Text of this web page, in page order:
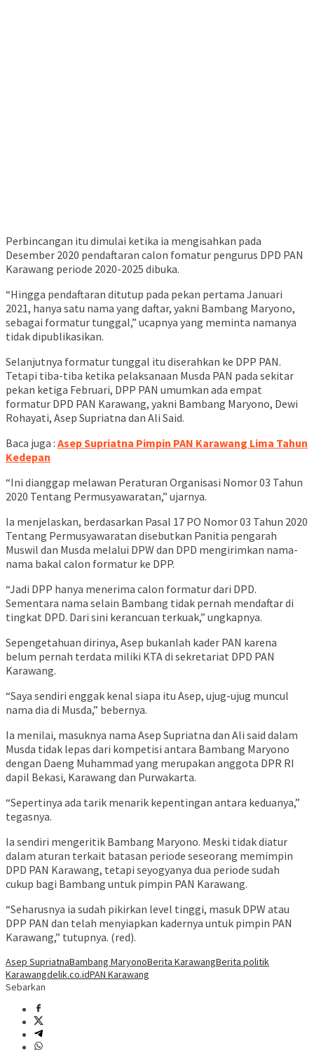
Perbincangan itu dimulai ketika ia mengisahkan pada
Desember 2020 pendaftaran calon fomatur pengurus DPD PAN
Karawang periode 2020-2025 dibuka.
“Hingga pendaftaran ditutup pada pekan pertama Januari
2021, hanya satu nama yang daftar, yakni Bambang Maryono,
sebagai formatur tunggal,” ucapnya yang meminta namanya
tidak dipublikasikan.
Selanjutnya formatur tunggal itu diserahkan ke DPP PAN.
Tetapi tiba-tiba ketika pelaksanaan Musda PAN pada sekitar
pekan ketiga Februari, DPP PAN umumkan ada empat
formatur DPD PAN Karawang, yakni Bambang Maryono, Dewi
Rohayati, Asep Supriatna dan Ali Said.
Baca juga : Asep Supriatna Pimpin PAN Karawang Lima Tahun
Kedepan
“Ini dianggap melawan Peraturan Organisasi Nomor 03 Tahun
2020 Tentang Permusyawaratan,” ujarnya.
Ia menjelaskan, berdasarkan Pasal 17 PO Nomor 03 Tahun 2020
Tentang Permusyawaratan disebutkan Panitia pengarah
Muswil dan Musda melalui DPW dan DPD mengirimkan nama-
nama bakal calon formatur ke DPP.
“Jadi DPP hanya menerima calon formatur dari DPD.
Sementara nama selain Bambang tidak pernah mendaftar di
tingkat DPD. Dari sini kerancuan terkuak,” ungkapnya.
Sepengetahuan dirinya, Asep bukanlah kader PAN karena
belum pernah terdata miliki KTA di sekretariat DPD PAN
Karawang.
“Saya sendiri enggak kenal siapa itu Asep, ujug-ujug muncul
nama dia di Musda,” bebernya.
Ia menilai, masuknya nama Asep Supriatna dan Ali said dalam
Musda tidak lepas dari kompetisi antara Bambang Maryono
dengan Daeng Muhammad yang merupakan anggota DPR RI
dapil Bekasi, Karawang dan Purwakarta.
“Sepertinya ada tarik menarik kepentingan antara keduanya,”
tegasnya.
Ia sendiri mengeritik Bambang Maryono. Meski tidak diatur
dalam aturan terkait batasan periode seseorang memimpin
DPD PAN Karawang, tetapi seyogyanya dua periode sudah
cukup bagi Bambang untuk pimpin PAN Karawang.
“Seharusnya ia sudah pikirkan level tinggi, masuk DPW atau
DPP PAN dan telah menyiapkan kadernya untuk pimpin PAN
Karawang,” tutupnya. (red).
Asep SupriatnaBambang MaryonoBerita KarawangBerita politik
Karawangdelik.co.idPAN Karawang
Sebarkan